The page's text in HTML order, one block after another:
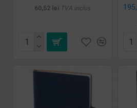
60,52 lei TVA inclus